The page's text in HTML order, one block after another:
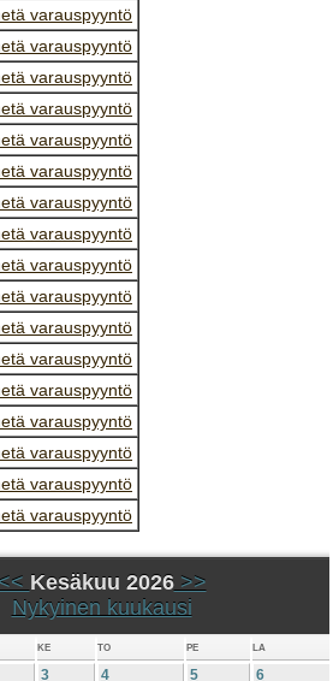
varauspyyntö
varauspyyntö
varauspyyntö
varauspyyntö
varauspyyntö
varauspyyntö
varauspyyntö
varauspyyntö
varauspyyntö
varauspyyntö
varauspyyntö
varauspyyntö
varauspyyntö
varauspyyntö
varauspyyntö
varauspyyntö
varauspyyntö
<< Kesäkuu 2026>>
Nykyinen kuukausi
KE TO PE LA
3
4
5
6